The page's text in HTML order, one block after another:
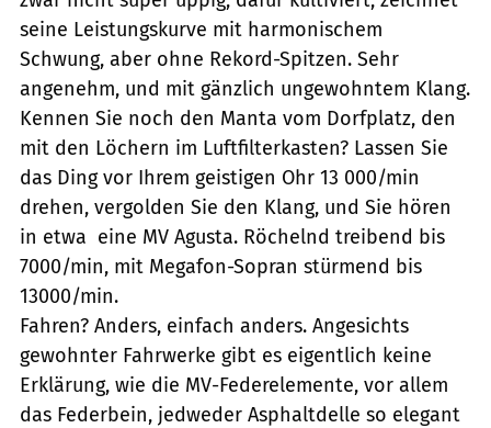
seine Leistungskurve mit harmonischem
Schwung, aber ohne Rekord-Spitzen. Sehr
angenehm, und mit gänzlich ungewohntem Klang.
Kennen Sie noch den Manta vom Dorfplatz, den
mit den Löchern im Luftfilterkasten? Lassen Sie
das Ding vor Ihrem geistigen Ohr 13 000/min
drehen, vergolden Sie den Klang, und Sie hören 
in etwa  eine MV Agusta. Röchelnd treibend bis
7000/min, mit Megafon-Sopran stürmend bis
13000/min.
Fahren? Anders, einfach anders. Angesichts
gewohnter Fahrwerke gibt es eigentlich keine
Erklärung, wie die MV-Federelemente, vor allem
das Federbein, jedweder Asphaltdelle so elegant